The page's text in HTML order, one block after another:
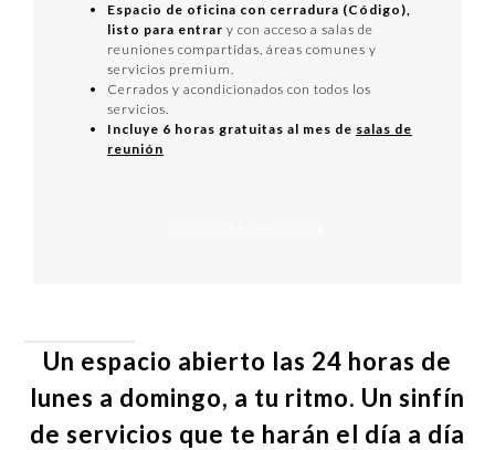
Espacio de oficina con cerradura (Código),
listo para entrar y con acceso a salas de
reuniones compartidas, áreas comunes y
servicios premium.
Cerrados y acondicionados con todos los
servicios.
Incluye 6 horas gratuitas al mes de salas de
reunión
Un espacio abierto las 24 horas de
lunes a domingo, a tu ritmo. Un sinfín
de servicios que te harán el día a día